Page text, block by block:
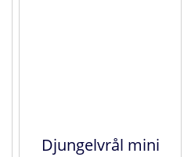
Djungelvrål mini